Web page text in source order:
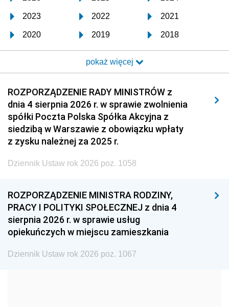
2023 2022 2021
2020 2019 2018
2017 2016 2015
2014 2013 2012
2011 2010 2009
2008 2007 2006
2005 2004 2003
2002 2001
1999 1998
1993 1992 1991
1990 1989
1987 1986 1985
1984 1983
pokaż więcej
ROZPORZĄDZENIE RADY MINISTRÓW z
dnia 4 sierpnia 2026 r. w sprawie zwolnienia
spółki Poczta Polska Spółka Akcyjna z
siedzibą w Warszawie z obowiązku wpłaty
z zysku należnej za 2025 r.
Dziennik Ustaw rok 2026 poz. 1058
ROZPORZĄDZENIE MINISTRA RODZINY,
PRACY I POLITYKI SPOŁECZNEJ z dnia 4
sierpnia 2026 r. w sprawie usług
opiekuńczych w miejscu zamieszkania
Dziennik Ustaw rok 2026 poz. 1067